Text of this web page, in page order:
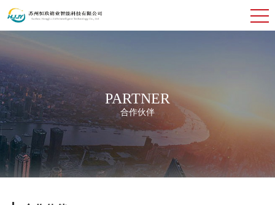
PARTNER
合作伙伴